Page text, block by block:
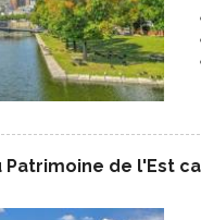
Patrimoine de l'Est